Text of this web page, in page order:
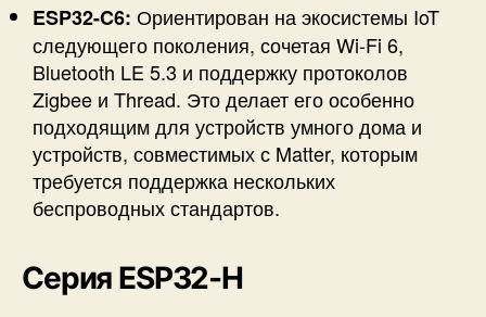
ESP32-C6: Ориентирован на экосистемы IoT
следующего поколения, сочетая Wi-Fi 6,
Bluetooth LE 5.3 и поддержку протоколов
Zigbee и Thread. Это делает его особенно
подходящим для устройств умного дома и
устройств, совместимых с Matter, которым
требуется поддержка нескольких
беспроводных стандартов.
Серия ESP32-H